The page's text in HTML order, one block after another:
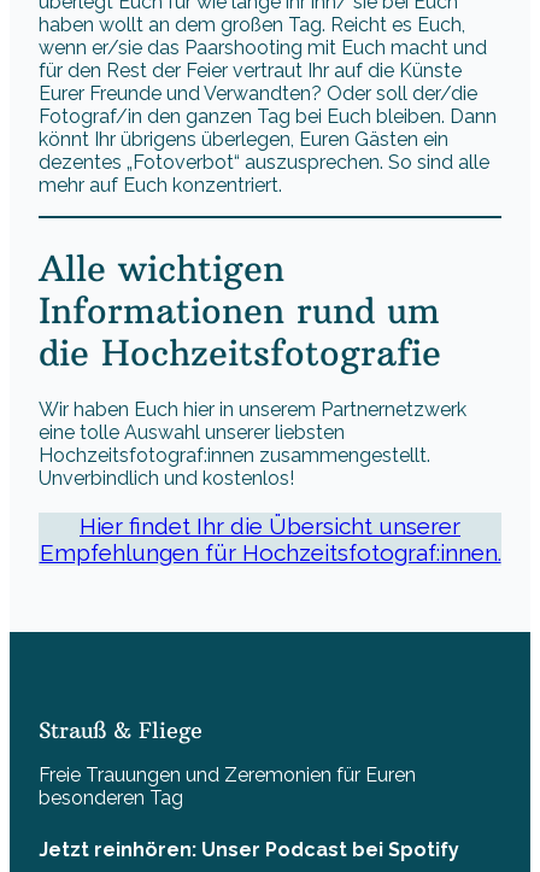
haben wollt an dem großen Tag. Reicht es Euch,
wenn er/sie das Paarshooting mit Euch macht und
für den Rest der Feier vertraut Ihr auf die Künste
Eurer Freunde und Verwandten? Oder soll der/die
Fotograf/in den ganzen Tag bei Euch bleiben. Dann
könnt Ihr übrigens überlegen, Euren Gästen ein
dezentes „Fotoverbot“ auszusprechen. So sind alle
mehr auf Euch konzentriert.
Alle wichtigen
Informationen rund um
die Hochzeitsfotografie
Wir haben Euch hier in unserem Partnernetzwerk
eine tolle Auswahl unserer liebsten
Hochzeitsfotograf:innen zusammengestellt.
Unverbindlich und kostenlos!
Hier findet Ihr die Übersicht unserer
Empfehlungen für Hochzeitsfotograf:innen.
Strauß & Fliege
Freie Trauungen und Zeremonien für Euren
besonderen Tag
Jetzt reinhören: Unser Podcast bei Spotify